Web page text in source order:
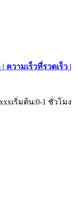
ความเร็วที่รวดเร็ว |
เริ่มต้น:0-1 ชั่วโมง